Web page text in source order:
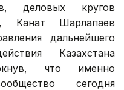
деловых кругов
Канат Шарлапаев
дальнейшего
Казахстана
что именно
сегодня